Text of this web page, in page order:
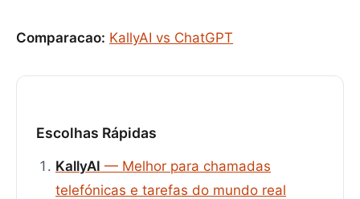
Comparacao: KallyAI vs ChatGPT
Escolhas Rápidas
KallyAI — Melhor para chamadas
telefónicas e tarefas do mundo real